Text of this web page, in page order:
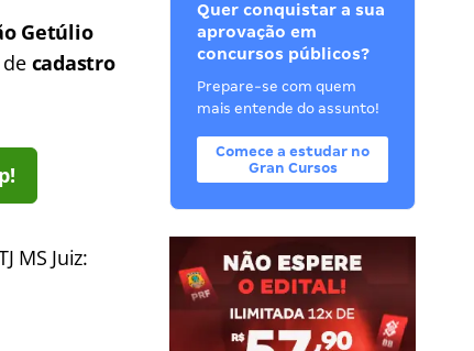
Getúlio
cadastro
MS Juiz:
Quer conquistar a sua
aprovação em
concursos públicos?
Prepare-se com quem
mais entende do assunto!
Comece a estudar no
Gran Cursos